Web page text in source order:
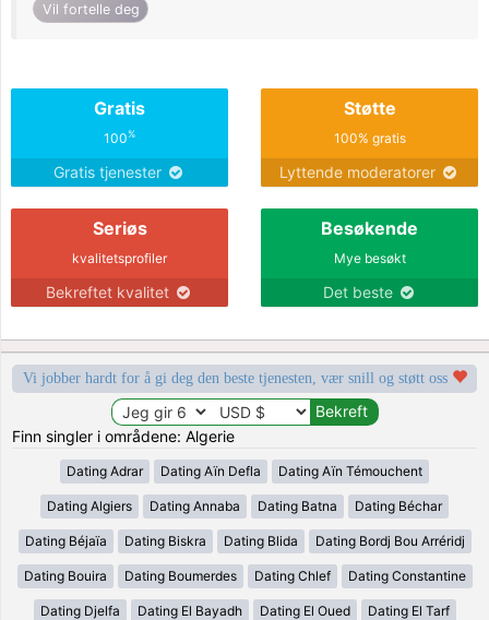
Vil fortelle deg
Gratis
100%
Gratis tjenester
Støtte
100% gratis
Lyttende moderatorer
Seriøs
kvalitetsprofiler
Bekreftet kvalitet
Besøkende
Mye besøkt
Det beste
Vi jobber hardt for å gi deg den beste tjenesten, vær snill og støtt oss
Finn singler i områdene: Algerie
Dating Adrar Dating Aïn Defla Dating Aïn Témouchent
Dating Algiers Dating Annaba Dating Batna Dating Béchar
Dating Béjaïa Dating Biskra Dating Blida Dating Bordj Bou Arréridj
Dating Bouira Dating Boumerdes Dating Chlef Dating Constantine
Dating Djelfa Dating El Bayadh Dating El Oued Dating El Tarf